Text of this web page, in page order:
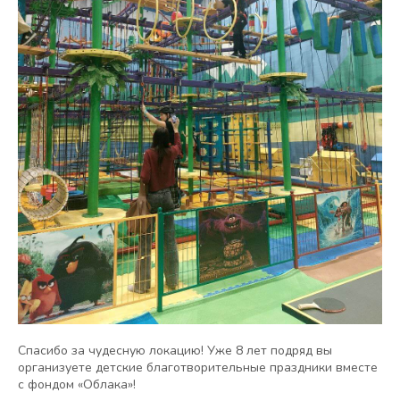
Спасибо за чудесную локацию! Уже 8 лет подряд вы
организуете детские благотворительные праздники вместе
с фондом «Облака»!